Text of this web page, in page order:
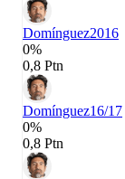
Domínguez2016
0%
0,8 Ptn
Domínguez16/17
0%
0,8 Ptn